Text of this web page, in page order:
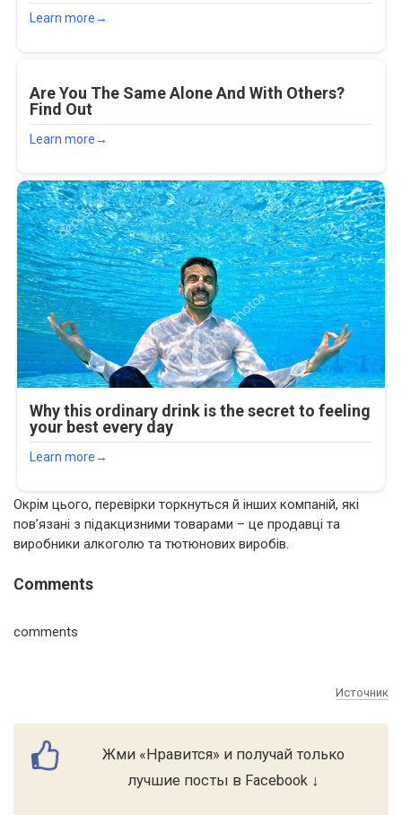
Окрім цього, перевірки торкнуться й інших компаній, які
пов’язані з підакцизними товарами – це продавці та
виробники алкоголю та тютюнових виробів.
Comments
comments
Источник
Жми «Нравится» и получай только
лучшие посты в Facebook ↓